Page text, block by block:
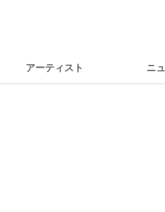
アーティスト ニ